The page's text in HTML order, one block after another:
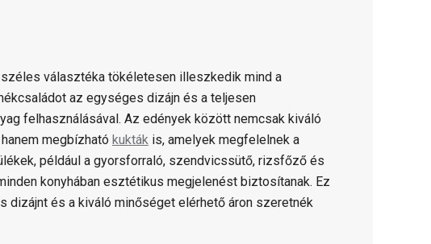
széles választéka tökéletesen illeszkedik mind a
az egységes dizájn és a teljesen
felhasználásával. Az edények között nemcsak kiváló
megbízható kukták is, amelyek megfelelnek a
például a gyorsforraló, szendvicssütő, rizsfőző és
konyhában esztétikus megjelenést biztosítanak. Ez
dizájnt és a kiváló minőséget elérhető áron szeretnék